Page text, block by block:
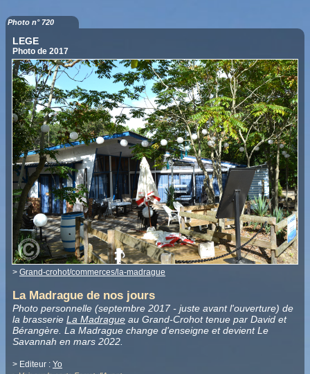
Photo n° 720
LEGE
Photo de 2017
> Grand-crohot/commerces/la-madrague
La Madrague de nos jours
Photo personnelle (septembre 2017 - juste avant l'ouverture) de
la brasserie La Madrague au Grand-Crohot tenue par David et
Bérangère. La Madrague change d'enseigne et devient Le
Savannah en mars 2022.
> Editeur : Yo